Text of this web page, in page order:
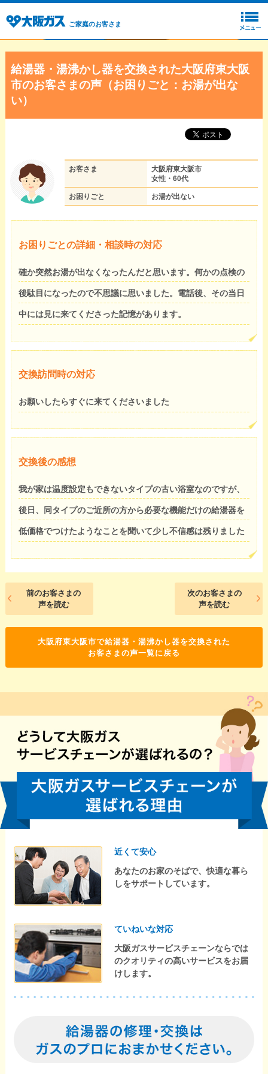
ご家庭のお客さま
給湯器・湯沸かし器を交換された大阪府東大阪
市のお客さまの声（お困りごと：お湯が出な
い）
お客さま
大阪府東大阪市
女性・60代
お困りごと お湯が出ない
お困りごとの詳細・相談時の対応
確か突然お湯が出なくなったんだと思います。何かの点検の
後駄目になったので不思議に思いました。電話後、その当日
中には見に来てくださった記憶があります。
交換訪問時の対応
お願いしたらすぐに来てくださいました
交換後の感想
我が家は温度設定もできないタイプの古い浴室なのですが、
後日、同タイプのご近所の方から必要な機能だけの給湯器を
低価格でつけたようなことを聞いて少し不信感は残りました
前のお客さまの
声を読む
次のお客さまの
声を読む
大阪府東大阪市で給湯器・湯沸かし器を交換された
お客さまの声一覧に戻る
近くて安心
あなたのお家のそばで、快適な暮ら
しをサポートしています。
ていねいな対応
大阪ガスサービスチェーンならでは
のクオリティの高いサービスをお届
けします。